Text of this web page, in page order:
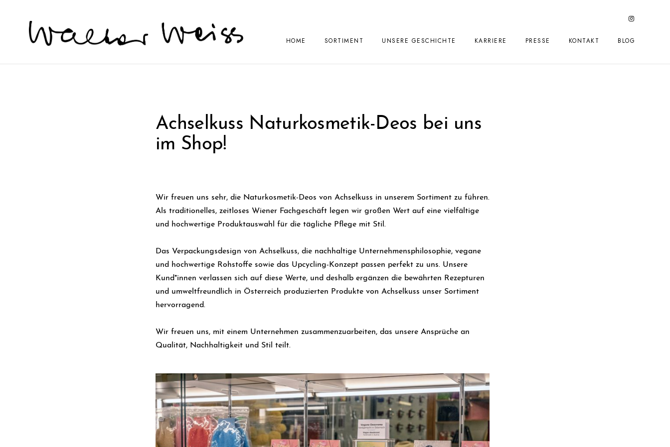
HOME SORTIMENT UNSERE GESCHICHTE KARRIERE PRESSE KONTAKT BLOG
Achselkuss Naturkosmetik-Deos bei uns
im Shop!
Wir freuen uns sehr, die Naturkosmetik-Deos von Achselkuss in unserem Sortiment zu führen.
Als traditionelles, zeitloses Wiener Fachgeschäft legen wir großen Wert auf eine vielfältige
und hochwertige Produktauswahl für die tägliche Pflege mit Stil.
Das Verpackungsdesign von Achselkuss, die nachhaltige Unternehmensphilosophie, vegane
und hochwertige Rohstoffe sowie das Upcycling-Konzept passen perfekt zu uns. Unsere
Kund*innen verlassen sich auf diese Werte, und deshalb ergänzen die bewährten Rezepturen
und umweltfreundlich in Österreich produzierten Produkte von Achselkuss unser Sortiment
hervorragend.
Wir freuen uns, mit einem Unternehmen zusammenzuarbeiten, das unsere Ansprüche an
Qualität, Nachhaltigkeit und Stil teilt.